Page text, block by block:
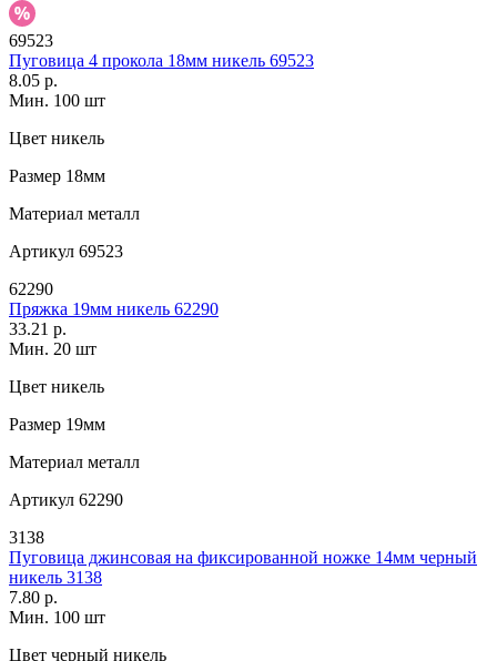
69523
Пуговица 4 прокола 18мм никель 69523
8.05 р.
Мин. 100 шт
Цвет никель
Размер 18мм
Материал металл
Артикул 69523
62290
Пряжка 19мм никель 62290
33.21 р.
Мин. 20 шт
Цвет никель
Размер 19мм
Материал металл
Артикул 62290
3138
Пуговица джинсовая на фиксированной ножке 14мм черный
никель 3138
7.80 р.
Мин. 100 шт
Цвет черный никель